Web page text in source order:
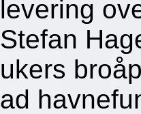
levering
Stefan
ukers
ad